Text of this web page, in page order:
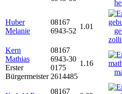
Huber
Melanie
08167
6943-52
1.01
Kern
Mathias
Erster
Bürgermeister
08167
6943-30
0175
2614485
1.16
08167